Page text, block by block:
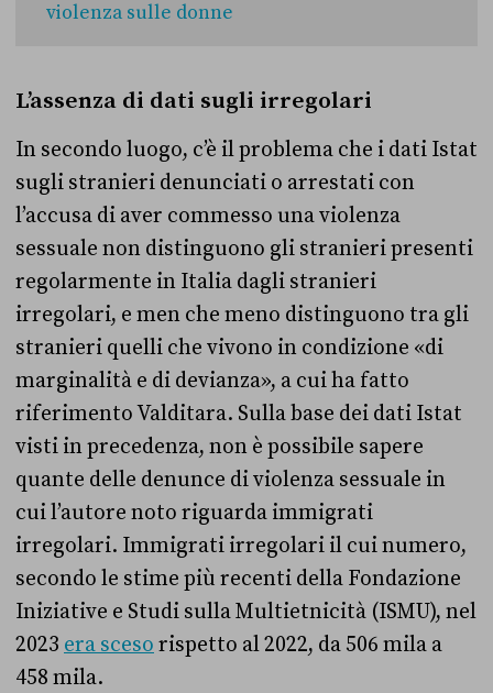
violenza sulle donne
L’assenza di dati sugli irregolari
In secondo luogo, c’è il problema che i dati Istat
sugli stranieri denunciati o arrestati con
l’accusa di aver commesso una violenza
sessuale non distinguono gli stranieri presenti
regolarmente in Italia dagli stranieri
irregolari, e men che meno distinguono tra gli
stranieri quelli che vivono in condizione «di
marginalità e di devianza», a cui ha fatto
riferimento Valditara. Sulla base dei dati Istat
visti in precedenza, non è possibile sapere
quante delle denunce di violenza sessuale in
cui l’autore noto riguarda immigrati
irregolari. Immigrati irregolari il cui numero,
secondo le stime più recenti della Fondazione
Iniziative e Studi sulla Multietnicità (ISMU), nel
2023 era sceso rispetto al 2022, da 506 mila a
458 mila.